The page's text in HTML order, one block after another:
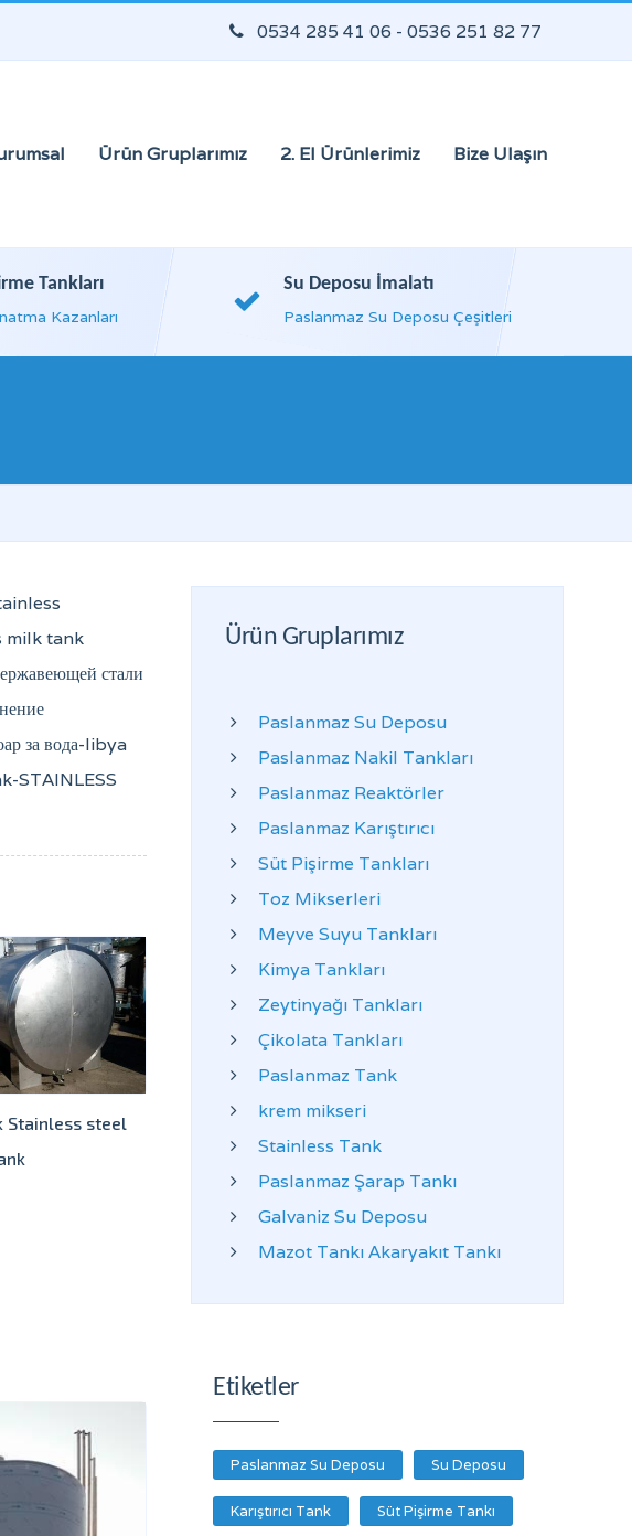
0534 285 41 06 - 0536 251 82 77
Ürün Gruplarımız 2. El Ürünlerimiz Bize Ulaşın
Tankları
Kazanları
Su Deposu İmalatı
Paslanmaz Su Deposu Çeşitleri
milk tank
стали
за вода-libya
STAINLESS
Stainless steel
Ürün Gruplarımız
Paslanmaz Su Deposu
Paslanmaz Nakil Tankları
Paslanmaz Reaktörler
Paslanmaz Karıştırıcı
Süt Pişirme Tankları
Toz Mikserleri
Meyve Suyu Tankları
Kimya Tankları
Zeytinyağı Tankları
Çikolata Tankları
Paslanmaz Tank
krem mikseri
Stainless Tank
Paslanmaz Şarap Tankı
Galvaniz Su Deposu
Mazot Tankı Akaryakıt Tankı
Etiketler
Paslanmaz Su Deposu Su Deposu
Karıştırıcı Tank Süt Pişirme Tankı